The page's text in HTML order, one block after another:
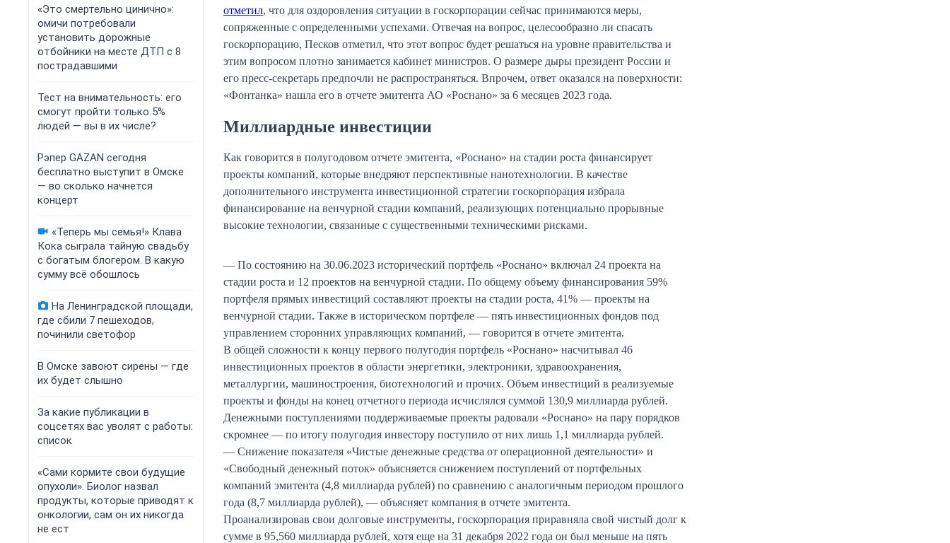
«Это смертельно цинично»:
омичи потребовали
установить дорожные
отбойники на месте ДТП с 8
пострадавшими
Тест на внимательность: его
смогут пройти только 5%
людей — вы в их числе?
Рэпер GAZAN сегодня
бесплатно выступит в Омске
— во сколько начнется
концерт
«Теперь мы семья!» Клава
Кока сыграла тайную свадьбу
с богатым блогером. В какую
сумму всё обошлось
На Ленинградской площади,
где сбили 7 пешеходов,
починили светофор
В Омске завоют сирены — где
их будет слышно
За какие публикации в
соцсетях вас уволят с работы:
список
«Сами кормите свои будущие
опухоли». Биолог назвал
продукты, которые приводят к
онкологии, сам он их никогда
не ест
отметил, что для оздоровления ситуации в госкорпорации сейчас принимаются меры,
сопряженные с определенными успехами. Отвечая на вопрос, целесообразно ли спасать
госкорпорацию, Песков отметил, что этот вопрос будет решаться на уровне правительства и
этим вопросом плотно занимается кабинет министров. О размере дыры президент России и
его пресс-секретарь предпочли не распространяться. Впрочем, ответ оказался на поверхности:
«Фонтанка» нашла его в отчете эмитента АО «Роснано» за 6 месяцев 2023 года.
Миллиардные инвестиции
Как говорится в полугодовом отчете эмитента, «Роснано» на стадии роста финансирует
проекты компаний, которые внедряют перспективные нанотехнологии. В качестве
дополнительного инструмента инвестиционной стратегии госкорпорация избрала
финансирование на венчурной стадии компаний, реализующих потенциально прорывные
высокие технологии, связанные с существенными техническими рисками.
— По состоянию на 30.06.2023 исторический портфель «Роснано» включал 24 проекта на
стадии роста и 12 проектов на венчурной стадии. По общему объему финансирования 59%
портфеля прямых инвестиций составляют проекты на стадии роста, 41% — проекты на
венчурной стадии. Также в историческом портфеле — пять инвестиционных фондов под
управлением сторонних управляющих компаний, — говорится в отчете эмитента.
В общей сложности к концу первого полугодия портфель «Роснано» насчитывал 46
инвестиционных проектов в области энергетики, электроники, здравоохранения,
металлургии, машиностроения, биотехнологий и прочих. Объем инвестиций в реализуемые
проекты и фонды на конец отчетного периода исчислялся суммой 130,9 миллиарда рублей.
Денежными поступлениями поддерживаемые проекты радовали «Роснано» на пару порядков
скромнее — по итогу полугодия инвестору поступило от них лишь 1,1 миллиарда рублей.
— Снижение показателя «Чистые денежные средства от операционной деятельности» и
«Свободный денежный поток» объясняется снижением поступлений от портфельных
компаний эмитента (4,8 миллиарда рублей) по сравнению с аналогичным периодом прошлого
года (8,7 миллиарда рублей), — объясняет компания в отчете эмитента.
Проанализировав свои долговые инструменты, госкорпорация приравняла свой чистый долг к
сумме в 95,560 миллиарда рублей, хотя еще на 31 декабря 2022 года он был меньше на пять